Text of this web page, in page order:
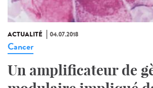
ACTUALITÉ 04.07.2018
Cancer
Un amplificateur de